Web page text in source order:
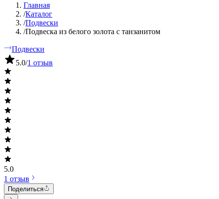
Главная
/Каталог
/Подвески
/Подвеска из белого золота с танзанитом
Подвески
5.0/1 отзыв
5.0
1 отзыв
Поделиться